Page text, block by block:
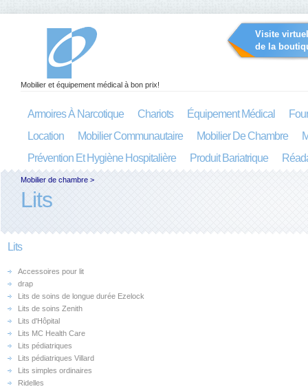
Visite
de la
Mobilier et équipement médical à bon prix!
Armoires À Narcotique Chariots Équipement Médical
Location
Mobilier Communautaire Mobilier De Chambre
Prévention Et Hygiène Hospitalière
Produit Bariatrique
Mobilier de chambre >
Lits
Lits
Accessoires pour lit
drap
Lits de soins de longue durée Ezelock
Lits de soins Zenith
Lits d'Hôpital
Lits MC Health Care
Lits pédiatriques
Lits pédiatriques Villard
Lits simples ordinaires
Ridelles